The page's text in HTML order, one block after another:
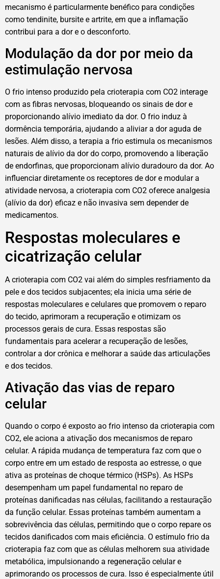
mecanismo é particularmente benéfico para condições
como tendinite, bursite e artrite, em que a inflamação
contribui para a dor e o desconforto.
Modulação da dor por meio da
estimulação nervosa
O frio intenso produzido pela crioterapia com CO2 interage
com as fibras nervosas, bloqueando os sinais de dor e
proporcionando alívio imediato da dor. O frio induz à
dormência temporária, ajudando a aliviar a dor aguda de
lesões. Além disso, a terapia a frio estimula os mecanismos
naturais de alívio da dor do corpo, promovendo a liberação
de endorfinas, que proporcionam alívio duradouro da dor. Ao
influenciar diretamente os receptores de dor e modular a
atividade nervosa, a crioterapia com CO2 oferece analgesia
(alívio da dor) eficaz e não invasiva sem depender de
medicamentos.
Respostas moleculares e
cicatrização celular
A crioterapia com CO2 vai além do simples resfriamento da
pele e dos tecidos subjacentes; ela inicia uma série de
respostas moleculares e celulares que promovem o reparo
do tecido, aprimoram a recuperação e otimizam os
processos gerais de cura. Essas respostas são
fundamentais para acelerar a recuperação de lesões,
controlar a dor crônica e melhorar a saúde das articulações
e dos tecidos.
Ativação das vias de reparo
celular
Quando o corpo é exposto ao frio intenso da crioterapia com
CO2, ele aciona a ativação dos mecanismos de reparo
celular. A rápida mudança de temperatura faz com que o
corpo entre em um estado de resposta ao estresse, o que
ativa as proteínas de choque térmico (HSPs). As HSPs
desempenham um papel fundamental no reparo de
proteínas danificadas nas células, facilitando a restauração
da função celular. Essas proteínas também aumentam a
sobrevivência das células, permitindo que o corpo repare os
tecidos danificados com mais eficiência. O estímulo frio da
crioterapia faz com que as células melhorem sua atividade
metabólica, impulsionando a regeneração celular e
aprimorando os processos de cura. Isso é especialmente útil